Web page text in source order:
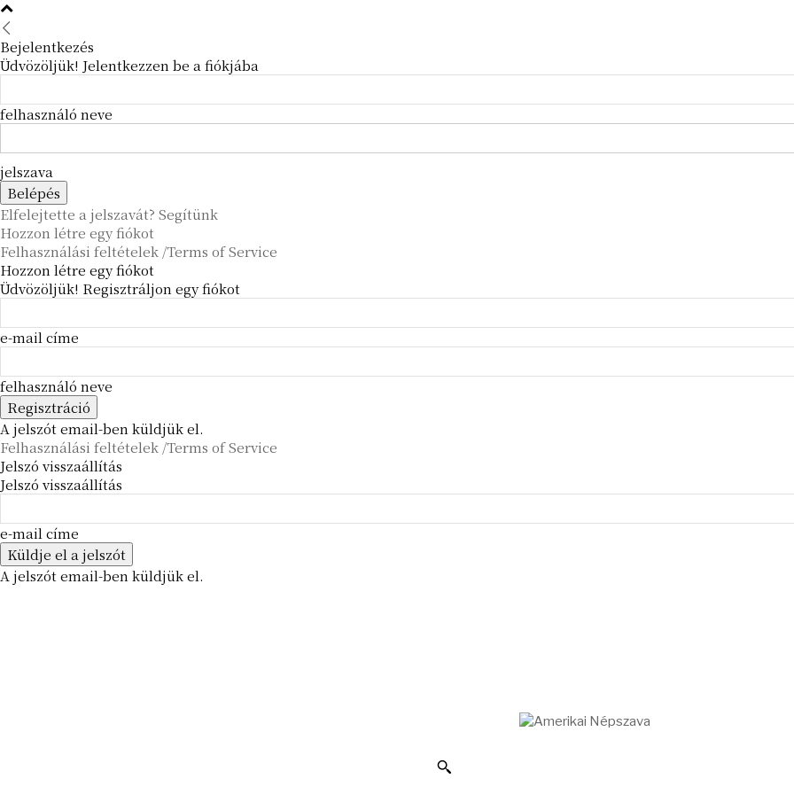
Bejelentkezés
Üdvözöljük! Jelentkezzen be a fiókjába
felhasználó neve
jelszava
Elfelejtette a jelszavát? Segítünk
Hozzon létre egy fiókot
Felhasználási feltételek /Terms of Service
Hozzon létre egy fiókot
Üdvözöljük! Regisztráljon egy fiókot
e-mail címe
felhasználó neve
A jelszót email-ben küldjük el.
Felhasználási feltételek /Terms of Service
Jelszó visszaállítás
Jelszó visszaállítás
e-mail címe
A jelszót email-ben küldjük el.